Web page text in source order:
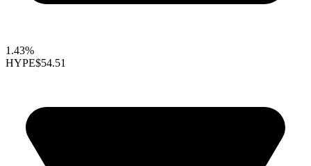
1.43%
HYPE$54.51